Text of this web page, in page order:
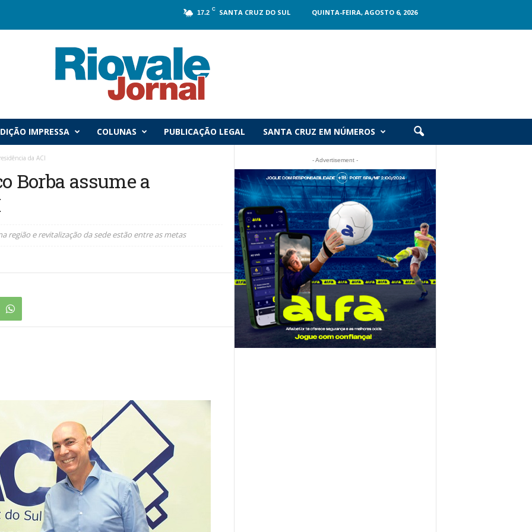
17.2 C SANTA CRUZ DO SUL QUINTA-FEIRA, AGOSTO 6, 2026
IMPRESSA COLUNAS PUBLICAÇÃO LEGAL SANTA CRUZ EM NÚMEROS
da ACI
Borba assume a
e revitalização da sede estão entre as metas
- Advertisement -